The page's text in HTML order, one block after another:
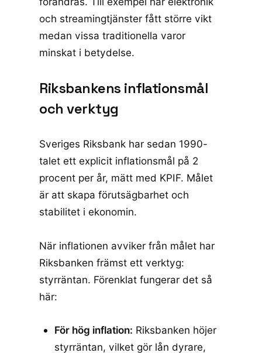
och streamingtjänster fått större vikt
medan vissa traditionella varor
minskat i betydelse.
Riksbankens inflationsmål
och verktyg
Sveriges Riksbank har sedan 1990-
talet ett explicit inflationsmål på 2
procent per år, mätt med KPIF. Målet
är att skapa förutsägbarhet och
stabilitet i ekonomin.
När inflationen avviker från målet har
Riksbanken främst ett verktyg:
styrräntan. Förenklat fungerar det så
här:
För hög inflation: Riksbanken höjer
styrräntan, vilket gör lån dyrare,